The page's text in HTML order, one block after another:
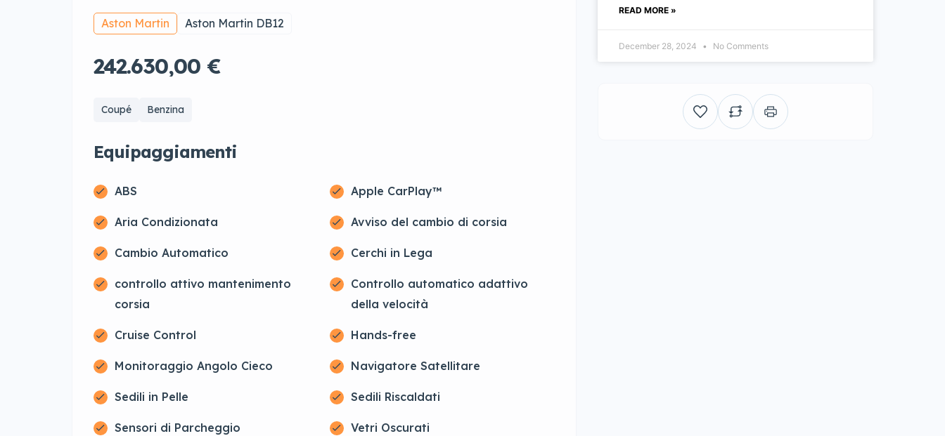
Aston Martin Aston Martin DB12
242.630,00 €
Coupé Benzina
Equipaggiamenti
ABS Apple CarPlay™
Aria Condizionata Avviso del cambio di corsia
Cambio Automatico Cerchi in Lega
controllo attivo mantenimento
corsia
Controllo automatico adattivo
della velocità
Cruise Control Hands-free
Monitoraggio Angolo Cieco Navigatore Satellitare
Sedili in Pelle Sedili Riscaldati
Sensori di Parcheggio Vetri Oscurati
READ MORE »
December 28, 2024 No Comments